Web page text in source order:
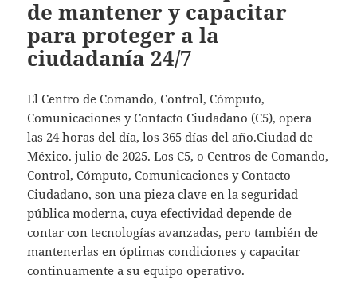
de mantener y capacitar
para proteger a la
ciudadanía 24/7
El Centro de Comando, Control, Cómputo,
Comunicaciones y Contacto Ciudadano (C5), opera
las 24 horas del día, los 365 días del año.Ciudad de
México. julio de 2025. Los C5, o Centros de Comando,
Control, Cómputo, Comunicaciones y Contacto
Ciudadano, son una pieza clave en la seguridad
pública moderna, cuya efectividad depende de
contar con tecnologías avanzadas, pero también de
mantenerlas en óptimas condiciones y capacitar
continuamente a su equipo operativo.